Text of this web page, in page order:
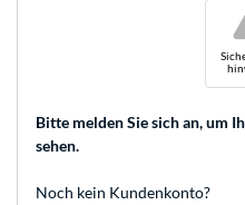
Bitte melden Sie sich an, um
sehen.
Noch kein Kundenkonto?